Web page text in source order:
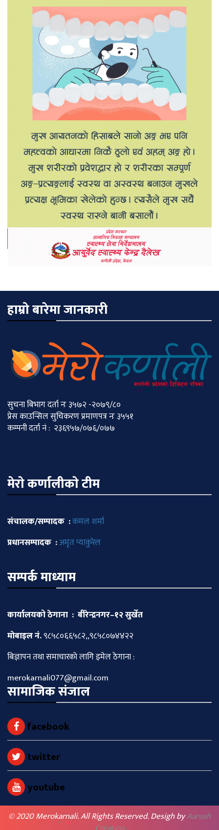
हाम्रो बारेमा जानकारी
सुचना बिभाग दर्ता नः ३५७२ -२०७९/८०
प्रेस काउन्सिल सुचिकरण प्रमाणपत्र नः ३५५१
कम्पनी दर्ता नं : २३६९५७/०७६/०७७
मेराे कर्णालीकाे टीम
संचालक/सम्पादक :कमल शर्मा
प्रधानसम्पादक :अमृत प्याकुरेल
सम्पर्क माध्याम
कार्यालयको ठेगाना : बीरेन्द्रनगर–१२ सुर्खेत
माेबाइल नं.९८५८०६६५८२,,९८५८०७४४२२
बिज्ञापन तथा समाचारकाे लागि इमेल ठेगाना :
merokarnali077@gmail.com
सामाजिक संजाल
facebook
twitter
youtube
© 2020 Merokarnali. All Rights Reserved. Desigh byAarush